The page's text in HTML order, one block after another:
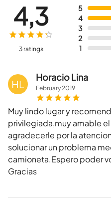
5
4
3
2
1
4,3
3 ratings
HL
Horacio Lina
February2019
Muy lindo lugar y
privilegiada,muy amable
agradecerle por la
solucionar un problema
camioneta.Espero poder
Gracias